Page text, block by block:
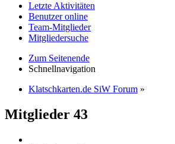
Letzte Aktivitäten
Benutzer online
Team-Mitglieder
Mitgliedersuche
Zum Seitenende
Schnellnavigation
Klatschkarten.de SiW Forum »
Mitglieder 43